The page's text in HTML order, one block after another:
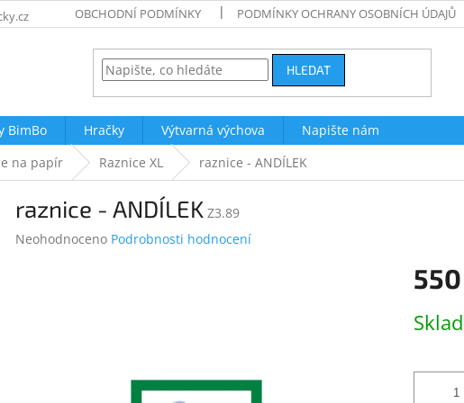
OBCHODNÍ PODMÍNKY PODMÍNKY OCHRANY OSOBNÍCH ÚDAJŮ
HLEDAT
BimBo Hračky Výtvarná výchova
Napište nám
na papír Raznice XL raznice - ANDÍLEK
raznice - ANDÍLEK Z3.89
Průměrné
Neohodnoceno Podrobnosti hodnocení
cena: